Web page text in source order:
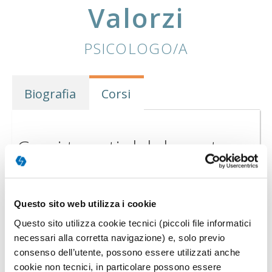
Questo sito web utilizza i cookie
Questo sito utilizza cookie tecnici (piccoli file informatici
necessari alla corretta navigazione) e, solo previo
consenso dell’utente, possono essere utilizzati anche
cookie non tecnici, in particolare possono essere
Valorzi
PSICOLOGO/A
Biografia Corsi
Corsi tenuti dal docente